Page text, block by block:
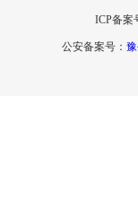
ICP备案
公安备案号：